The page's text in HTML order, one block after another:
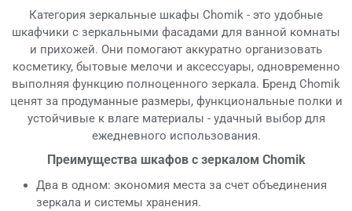
Категория зеркальные шкафы Chomik - это удобные
шкафчики с зеркальными фасадами для ванной комнаты
и прихожей. Они помогают аккуратно организовать
косметику, бытовые мелочи и аксессуары, одновременно
выполняя функцию полноценного зеркала. Бренд Chomik
ценят за продуманные размеры, функциональные полки и
устойчивые к влаге материалы - удачный выбор для
ежедневного использования.
Преимущества шкафов с зеркалом Chomik
Два в одном: экономия места за счет объединения
зеркала и системы хранения.